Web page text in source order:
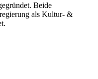
Beide
als Kultur- &